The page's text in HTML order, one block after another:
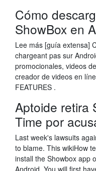
Cómo
ShowBox en
Lee más [guía extensa]
chargeant pas sur
promocionales, videos
creador de videos en
FEATURES .
Aptoide retira
Time por
Last week's lawsuits
to blame. This wikiHow
install the Showbox app
Android. You will first